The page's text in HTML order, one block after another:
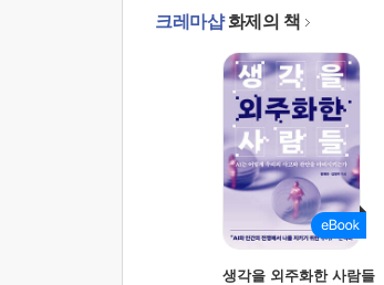
크레마샵화제의 책
생각을 외주화한 사람들